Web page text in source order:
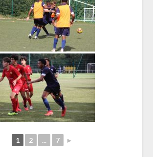
1 2 ... 7 ►